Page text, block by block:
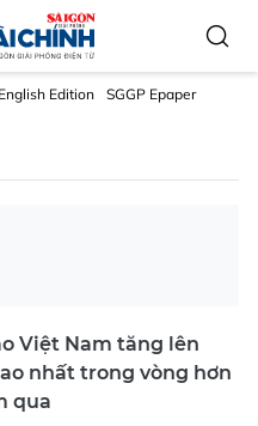
English Edition SGGP Epaper
Việt Nam tăng lên
nhất trong vòng hơn
qua